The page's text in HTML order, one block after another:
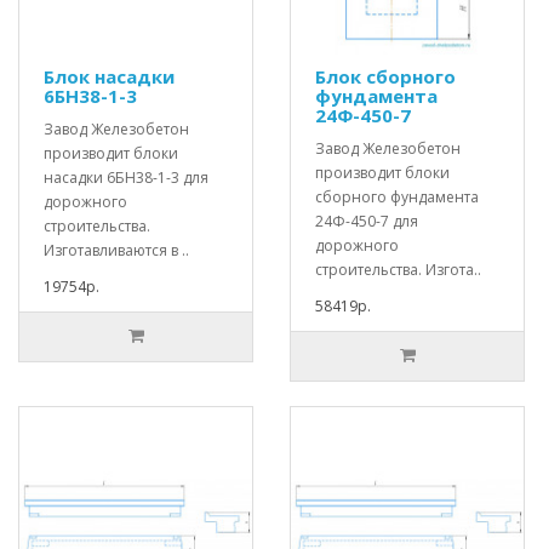
Блок насадки
6БН38-1-3
Завод Железобетон
производит блоки
насадки 6БН38-1-3 для
дорожного
строительства.
Изготавливаются в ..
19754р.
Блок сборного
фундамента
24Ф-450-7
Завод Железобетон
производит блоки
сборного фундамента
24Ф-450-7 для
дорожного
строительства. Изгота..
58419р.